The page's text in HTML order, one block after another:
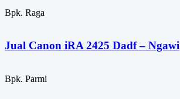
Bpk. Raga
Jual Canon iRA 2425 Dadf – Ngawi
Bpk. Parmi